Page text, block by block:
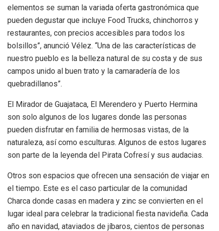
elementos se suman la variada oferta gastronómica que
pueden degustar que incluye Food Trucks, chinchorros y
restaurantes, con precios accesibles para todos los
bolsillos”, anunció Vélez. “Una de las características de
nuestro pueblo es la belleza natural de su costa y de sus
campos unido al buen trato y la camaradería de los
quebradillanos”.
El Mirador de Guajataca, El Merendero y Puerto Hermina
son solo algunos de los lugares donde las personas
pueden disfrutar en familia de hermosas vistas, de la
naturaleza, así como esculturas. Algunos de estos lugares
son parte de la leyenda del Pirata Cofresí y sus audacias.
Otros son espacios que ofrecen una sensación de viajar en
el tiempo. Este es el caso particular de la comunidad
Charca donde casas en madera y zinc se convierten en el
lugar ideal para celebrar la tradicional fiesta navideña. Cada
año en navidad, ataviados de jíbaros, cientos de personas